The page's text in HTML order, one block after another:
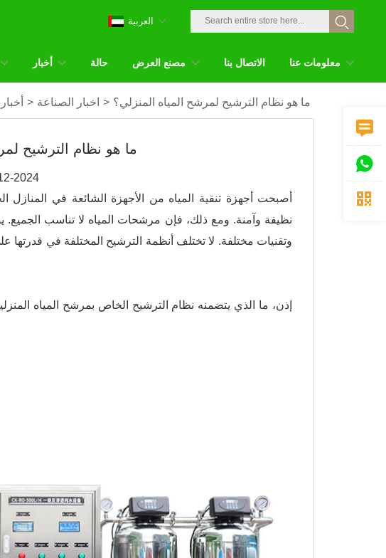
أخبار حالة مصنع العرض الاتصال بنا معلومات عنا
العربية
أخبار > اخبار الصناعة > ما هو نظام الترشيح لمرشح المياه المنزلي؟
ما هو نظام الترشيح
2024
أصبحت أجهزة تنقية المياه من الأجهزة الشائعة في المنازل
نظيفة وآمنة. ومع ذلك، فإن مرشحات المياه لا تناسب الجميع.
وتقنيات مختلفة. لا تختلف أنظمة الترشيح المختلفة في
إذن، ما الذي يتضمنه نظام الترشيح الخاص بمرشح المياه


